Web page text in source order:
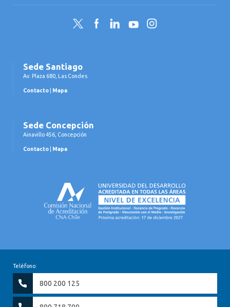
Twitter FacebookLinkedInYouTubeInstagram
Sede Santiago
Av. Plaza 680, Las Condes
Contacto Mapa
Sede Concepción
Ainavillo 456, Concepción
Contacto Mapa
Teléfono:
800 200 125